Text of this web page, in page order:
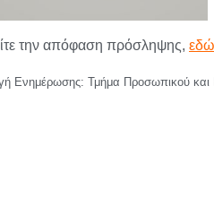
την απόφαση πρόσληψης, εδώ
Ενημέρωσης: Τμήμα Προσωπικού και